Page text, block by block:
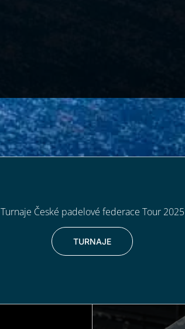
Turnaje České padelové federace Tour 2025
TURNAJE